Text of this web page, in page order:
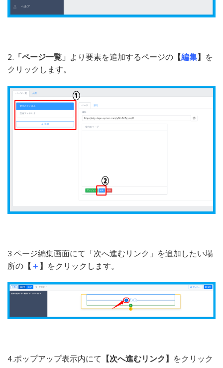
2. 「ページ一覧」 より要素を追加するページの 【編集】 を
クリックします。
3.ページ編集画面にて「次へ進むリンク」を追加したい場
所の 【 ＋ 】 をクリックします。
4.ポップアップ表示内にて 【次へ進むリンク】 をクリック